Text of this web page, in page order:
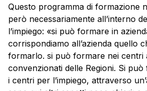
Questo programma di formazione
però necessariamente all’interno
l’impiego: «si può formare in
corrispondiamo all’azienda quello
formarlo. si può formare nei centri
convenzionati delle Regioni. Si
i centri per l’impiego, attraverso